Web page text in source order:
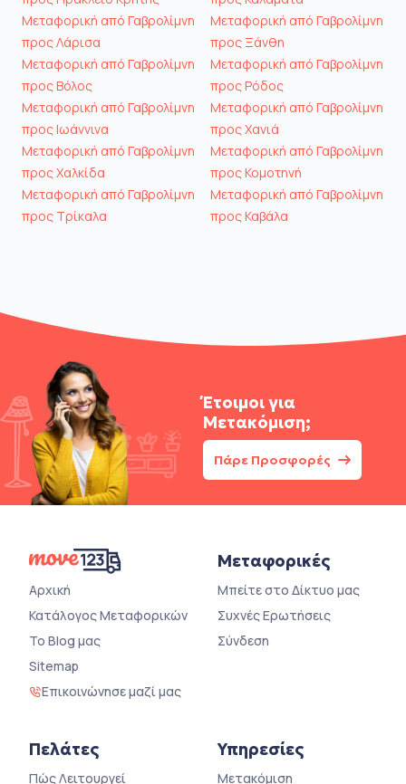
Μεταφορική από Γαβρολίμνη
προς Λάρισα
Μεταφορική από Γαβρολίμνη
προς Βόλος
Μεταφορική από Γαβρολίμνη
προς Ιωάννινα
Μεταφορική από Γαβρολίμνη
προς Χαλκίδα
Μεταφορική από Γαβρολίμνη
προς Τρίκαλα
Μεταφορική από Γαβρολίμνη
προς Ξάνθη
Μεταφορική από Γαβρολίμνη
προς Ρόδος
Μεταφορική από Γαβρολίμνη
προς Χανιά
Μεταφορική από Γαβρολίμνη
προς Κομοτηνή
Μεταφορική από Γαβρολίμνη
προς Καβάλα
Έτοιμοι για
Μετακόμιση;
Πάρε Προσφορές
Αρχική
Κατάλογος Μεταφορικών
Το Blog μας
Sitemap
Επικοινώνησε μαζί μας
Μεταφορικές
Μπείτε στο Δίκτυο μας
Συχνές Ερωτήσεις
Σύνδεση
Πελάτες
Πώς Λειτουργεί
Υπηρεσίες
Μετακόμιση